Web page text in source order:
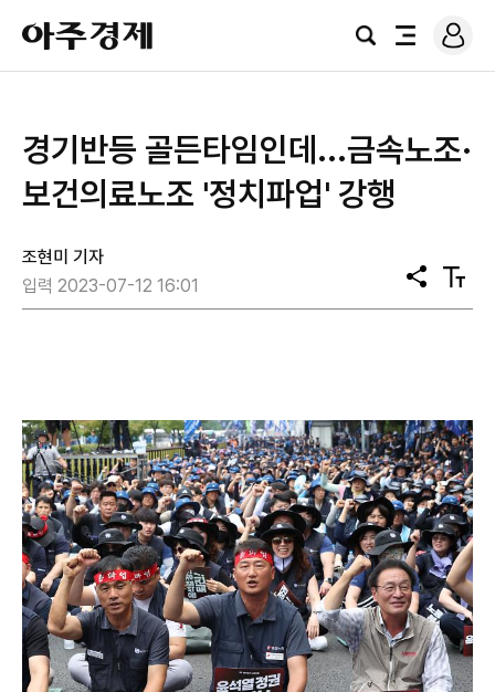
아
주
경
검
전
로
그
경기반등 골든타임인데...금속노조·
보건의료노조 '정치파업' 강행
조현미 기자
입력 2023-07-12 16:01
공
유
텍
스